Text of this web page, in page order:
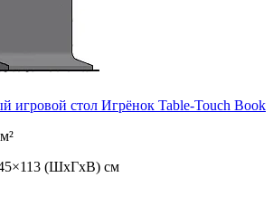
игровой стол Игрёнок Table-Touch Book
(ШхГхВ) см